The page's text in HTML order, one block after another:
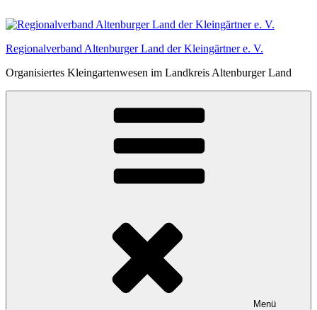
Inhalt
Regionalverband Altenburger Land der Kleingärtner e. V.
Organisiertes Kleingartenwesen im Landkreis Altenburger Land
Menü